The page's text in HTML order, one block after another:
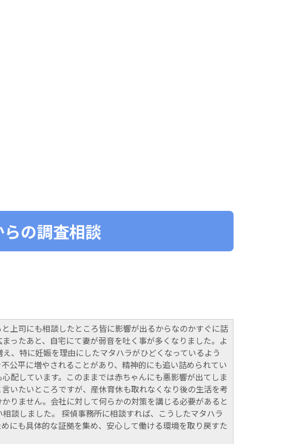
の調査相談
上司にも相談したところ皆に影響が出るからなのかすぐに話
ったあと、自宅にて妻が弱音を吐く事が多くなりました。よ
、特に妊娠を理由にしたマタハラがひどくなっているよう
公平に増やされることがあり、精神的にも追い詰められてい
配しています。このままでは赤ちゃんにも悪影響が出てしま
いたいところですが、産休育休も取れなくなり後の生活を考
りません。会社に対して何らかの対策を講じる必要があると
談しました。 探偵事務所に相談すれば、こうしたマタハラ
にも具体的な証拠を集め、安心して働ける環境を取り戻すた